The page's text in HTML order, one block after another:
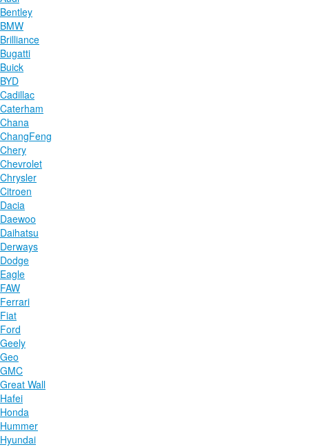
Bentley
BMW
Brilliance
Bugatti
Buick
BYD
Cadillac
Caterham
Chana
ChangFeng
Chery
Chevrolet
Chrysler
Citroen
Dacia
Daewoo
Daihatsu
Derways
Dodge
Eagle
FAW
Ferrari
Fiat
Ford
Geely
Geo
GMC
Great Wall
Hafei
Honda
Hummer
Hyundai